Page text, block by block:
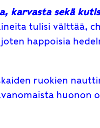
karvasta sekä
tulisi välttää,
happoisia
ruokien
huonon